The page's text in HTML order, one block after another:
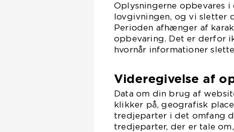
Oplysningerne opbevares
lovgivningen, og vi sletter
Perioden afhænger af
opbevaring. Det er derfor
hvornår informationer
Videregivelse af
Data om din brug af
klikker på, geografisk
tredjeparter i det omfang
tredjeparter, der er tale